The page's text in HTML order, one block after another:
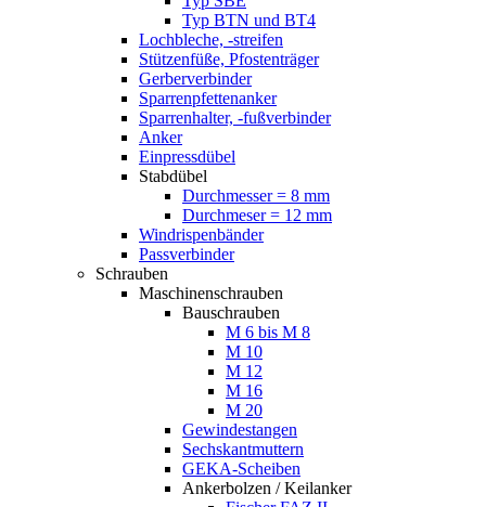
Typ BTN und BT4
Lochbleche, -streifen
Stützenfüße, Pfostenträger
Gerberverbinder
Sparrenpfettenanker
Sparrenhalter, -fußverbinder
Anker
Einpressdübel
Stabdübel
Durchmesser = 8 mm
Durchmeser = 12 mm
Windrispenbänder
Passverbinder
Schrauben
Maschinenschrauben
Bauschrauben
M 6 bis M 8
M 10
M 12
M 16
M 20
Gewindestangen
Sechskantmuttern
GEKA-Scheiben
Ankerbolzen / Keilanker